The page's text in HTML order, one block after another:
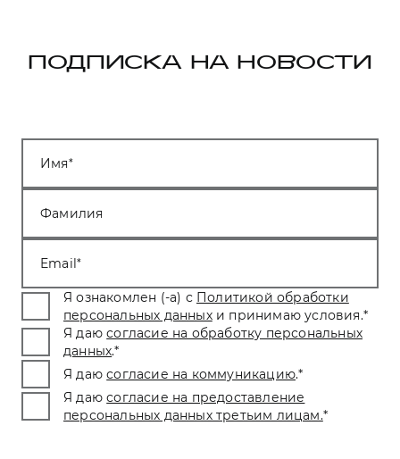
ПОДПИСКА НА НОВОСТИ
Имя
Фамилия
Email
Я ознакомлен (-а) с Политикой обработки
персональных данных и принимаю условия.*
Я даю согласие на обработку персональных
данных.*
Я даю согласие на коммуникацию.*
Я даю согласие на предоставление
персональных данных третьим лицам.*